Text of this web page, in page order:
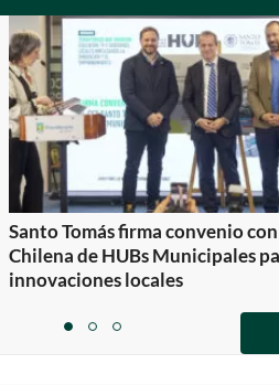
Santo Tomás firma convenio
Chilena de HUBs Municipales
innovaciones locales
itemitemitem